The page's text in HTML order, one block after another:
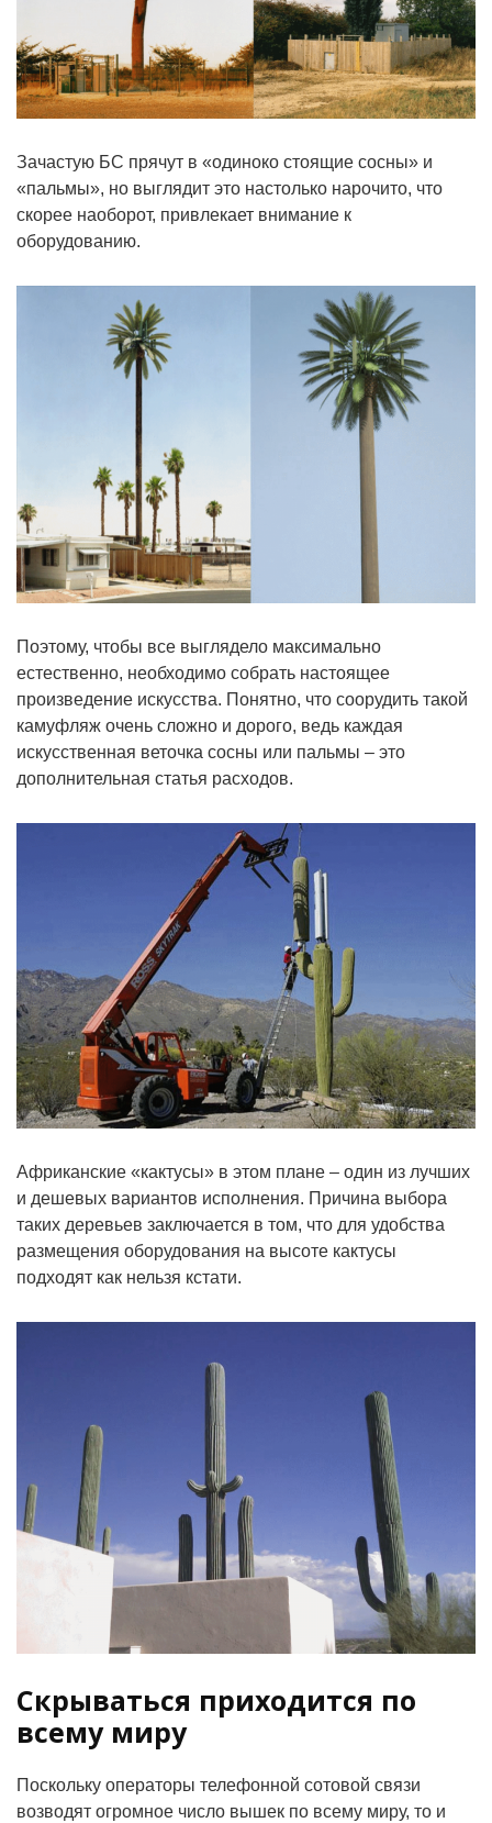
Зачастую БС прячут в «одиноко стоящие сосны» и
«пальмы», но выглядит это настолько нарочито, что
скорее наоборот, привлекает внимание к
оборудованию.
Поэтому, чтобы все выглядело максимально
естественно, необходимо собрать настоящее
произведение искусства. Понятно, что соорудить такой
камуфляж очень сложно и дорого, ведь каждая
искусственная веточка сосны или пальмы – это
дополнительная статья расходов.
Африканские «кактусы» в этом плане – один из лучших
и дешевых вариантов исполнения. Причина выбора
таких деревьев заключается в том, что для удобства
размещения оборудования на высоте кактусы
подходят как нельзя кстати.
Скрываться приходится по
всему миру
Поскольку операторы телефонной сотовой связи
возводят огромное число вышек по всему миру, то и